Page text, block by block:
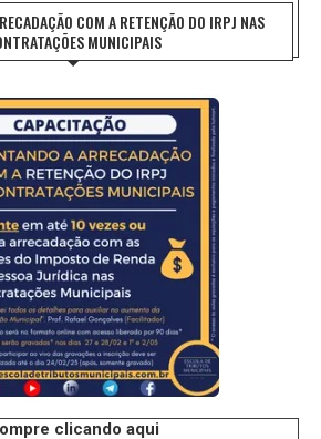
COM A RETENÇÃO DO IRPJ NAS
MUNICIPAIS
clicando aqui